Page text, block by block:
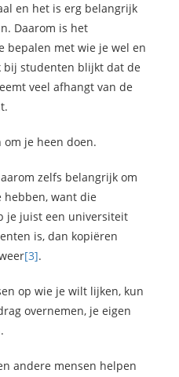
en het is erg belangrijk
Daarom is het
bepalen met wie je wel en
bij studenten blijkt dat de
veel afhangt van de
om je heen doen.
zelfs belangrijk om
want die
je juist een universiteit
is, dan kopiëren
[3].
op wie je wilt lijken, kun
overnemen, je eigen
andere mensen helpen